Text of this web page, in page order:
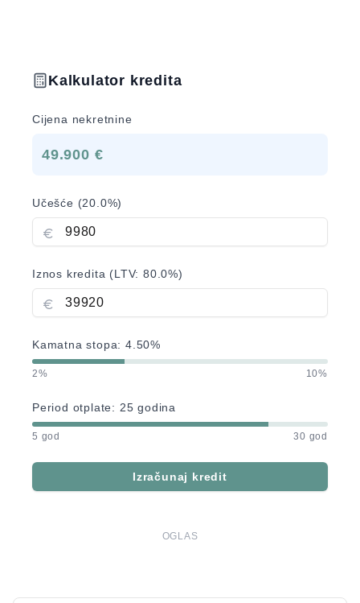
Kalkulator kredita
Cijena nekretnine
49.900 €
Učešće (20.0%)
Iznos kredita (LTV:80.0%)
Kamatna stopa:4.50%
2% 10%
Period otplate: 25 godina
5 god 30 god
Izračunaj kredit
OGLAS